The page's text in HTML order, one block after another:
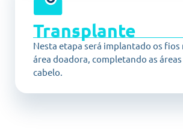
Transplante
Nesta etapa será implantado os
área doadora, completando as
cabelo.